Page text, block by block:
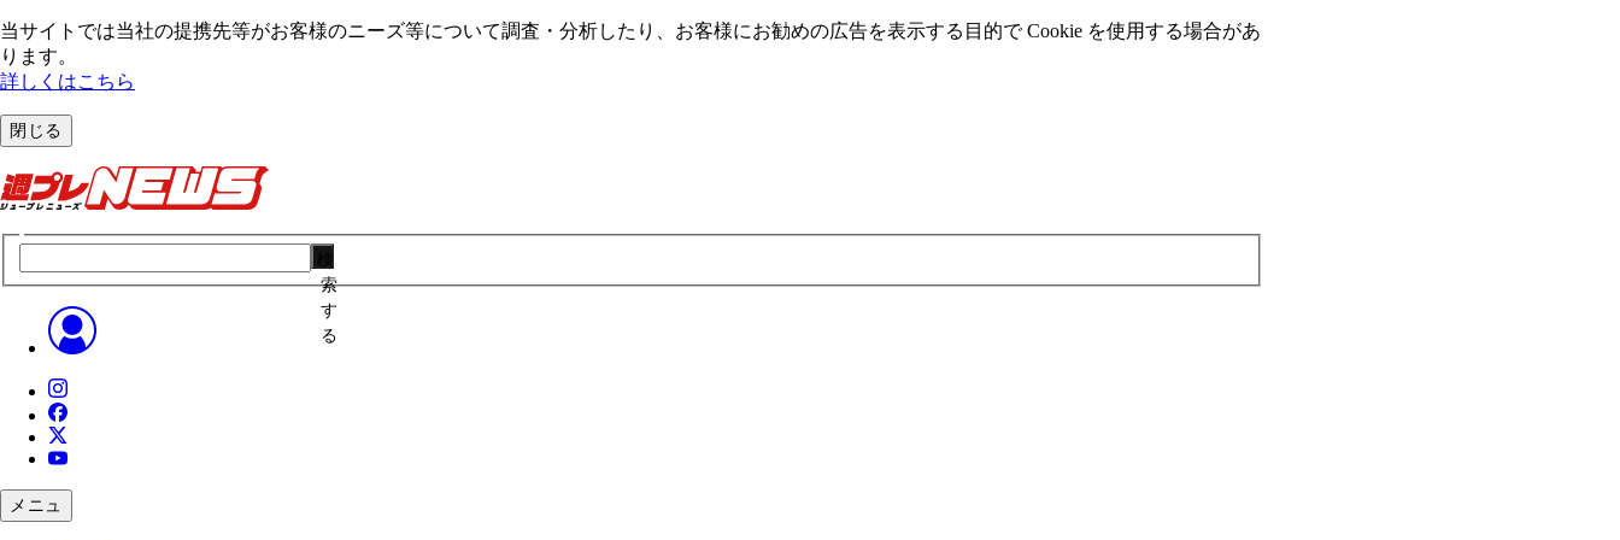
当サイトでは当社の提携先等がお客様のニーズ等について調査・分析したり、お客様にお勧めの広告を表⽰する⽬的で Cookie を使⽤する場合があ
ります。
詳しくはこちら
閉じる
索
す
る
メニュ